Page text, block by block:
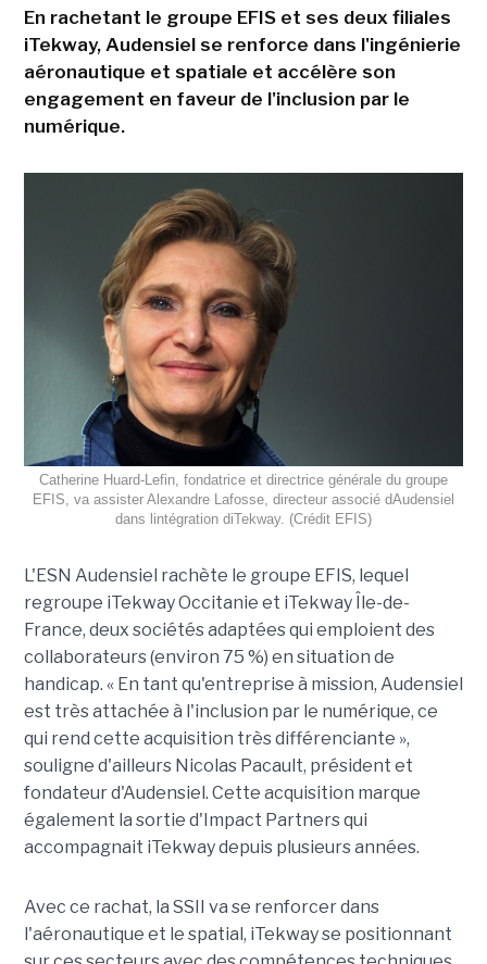
En rachetant le groupe EFIS et ses deux filiales
iTekway, Audensiel se renforce dans l'ingénierie
aéronautique et spatiale et accélère son
engagement en faveur de l'inclusion par le
numérique.
Catherine Huard-Lefin, fondatrice et directrice générale du groupe
EFIS, va assister Alexandre Lafosse, directeur associé dAudensiel
dans lintégration diTekway. (Crédit EFIS)
L'ESN Audensiel rachète le groupe EFIS, lequel
regroupe iTekway Occitanie et iTekway Île-de-
France, deux sociétés adaptées qui emploient des
collaborateurs (environ 75 %) en situation de
handicap. « En tant qu'entreprise à mission, Audensiel
est très attachée à l'inclusion par le numérique, ce
qui rend cette acquisition très différenciante »,
souligne d'ailleurs Nicolas Pacault, président et
fondateur d'Audensiel. Cette acquisition marque
également la sortie d'Impact Partners qui
accompagnait iTekway depuis plusieurs années.
Avec ce rachat, la SSII va se renforcer dans
l'aéronautique et le spatial, iTekway se positionnant